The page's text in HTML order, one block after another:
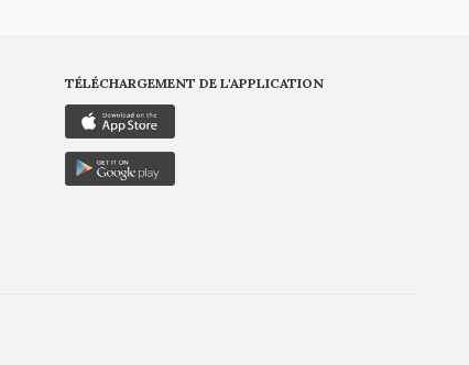
TÉLÉCHARGEMENT DE L'APPLICATION